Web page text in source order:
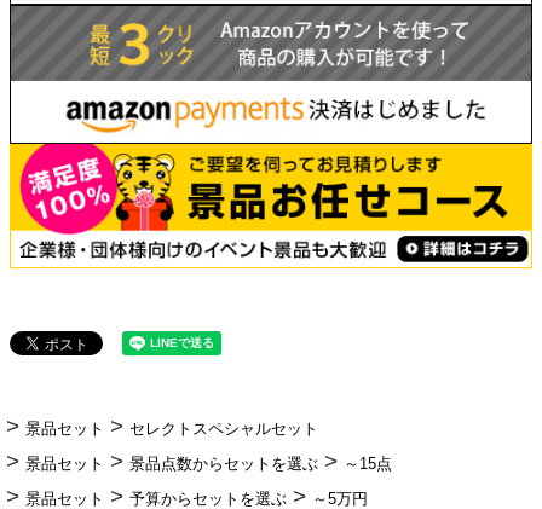
景品セット
セレクトスペシャルセット
景品セット
景品点数からセットを選ぶ
～15点
景品セット
予算からセットを選ぶ
～5万円